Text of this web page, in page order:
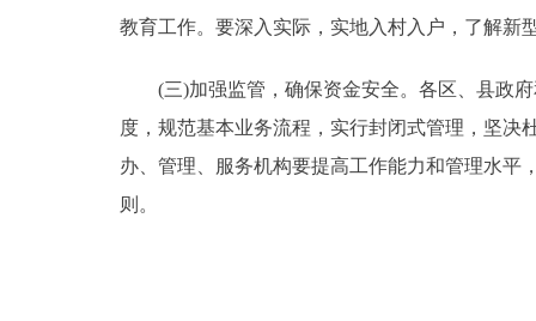
教育工作。要深入实际，实地入村入户，了解新
(三)加强监管，确保资金安全。各区、县政府
度，规范基本业务流程，实行封闭式管理，坚
办、管理、服务机构要提高工作能力和管理水平
则。